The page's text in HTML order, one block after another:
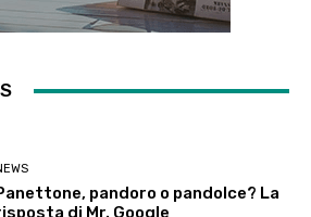
pandoro o pandolce? La
di Mr. Google